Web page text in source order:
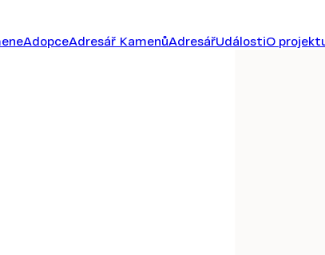
AdopceAdresář KamenůAdresářUdálostiO